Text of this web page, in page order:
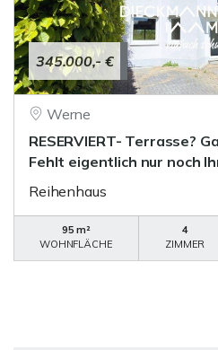
345.000,- €
Werne
RESERVIERT- Terrasse?
Fehlt eigentlich nur noch
Reihenhaus
95 m²
WOHNFLÄCHE
4
ZIMMER